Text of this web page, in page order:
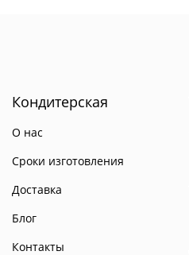
Кондитерская
О нас
Сроки изготовления
Доставка
Блог
Контакты